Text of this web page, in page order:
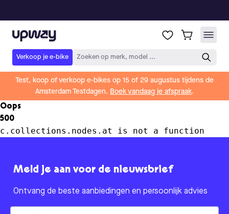
Upway
Verkoop je e-bike Zoeken op merk, model ...
Test, koop of verkoop e-bikes op 15 of 29 augustus tijdens de
Amsterdam Testdagen. Boek vandaag je afspraak.
Oops
500
c.collections.nodes.at is not a function
Meld je aan voor de nieuwsbrief
Ontvang de beste aanbiedingen en persoonlijk advies